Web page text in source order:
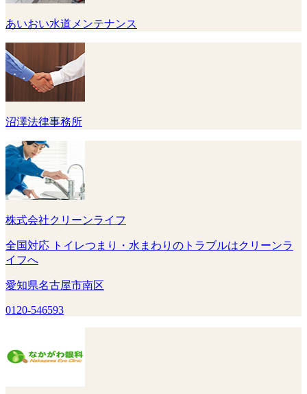
あいおい水道メンテナンス
沼澤法律事務所
株式会社クリーンライフ
全国対応 トイレつまり・水まわりのトラブルはクリーンラ
イフへ
愛知県名古屋市南区
0120-546593